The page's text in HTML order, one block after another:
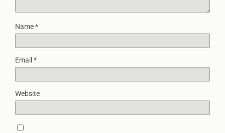
Name*
Email *
Website